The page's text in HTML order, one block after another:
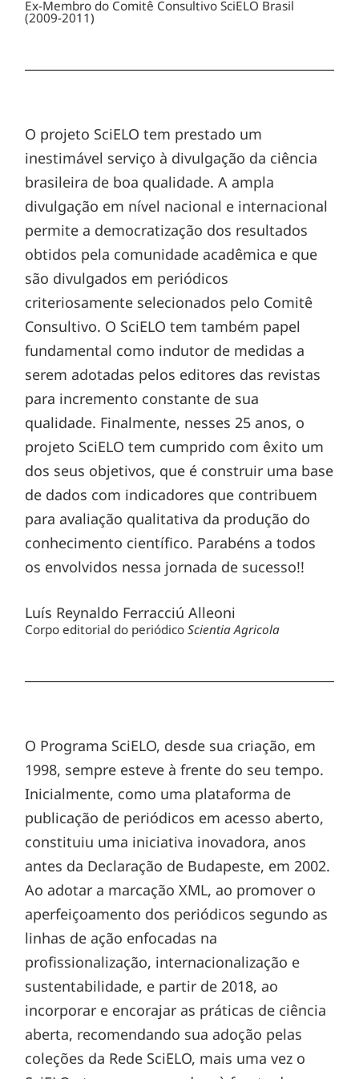
Ex-Membro do Comitê Consultivo SciELO Brasil
(2009-2011)
O projeto SciELO tem prestado um
inestimável serviço à divulgação da ciência
brasileira de boa qualidade. A ampla
divulgação em nível nacional e internacional
permite a democratização dos resultados
obtidos pela comunidade acadêmica e que
são divulgados em periódicos
criteriosamente selecionados pelo Comitê
Consultivo. O SciELO tem também papel
fundamental como indutor de medidas a
serem adotadas pelos editores das revistas
para incremento constante de sua
qualidade. Finalmente, nesses 25 anos, o
projeto SciELO tem cumprido com êxito um
dos seus objetivos, que é construir uma base
de dados com indicadores que contribuem
para avaliação qualitativa da produção do
conhecimento científico. Parabéns a todos
os envolvidos nessa jornada de sucesso!!
Luís Reynaldo Ferracciú Alleoni
Corpo editorial do periódicoScientia Agricola
O Programa SciELO, desde sua criação, em
1998, sempre esteve à frente do seu tempo.
Inicialmente, como uma plataforma de
publicação de periódicos em acesso aberto,
constituiu uma iniciativa inovadora, anos
antes da Declaração de Budapeste, em 2002.
Ao adotar a marcação XML, ao promover o
aperfeiçoamento dos periódicos segundo as
linhas de ação enfocadas na
profissionalização, internacionalização e
sustentabilidade, e partir de 2018, ao
incorporar e encorajar as práticas de ciência
aberta, recomendando sua adoção pelas
coleções da Rede SciELO, mais uma vez o